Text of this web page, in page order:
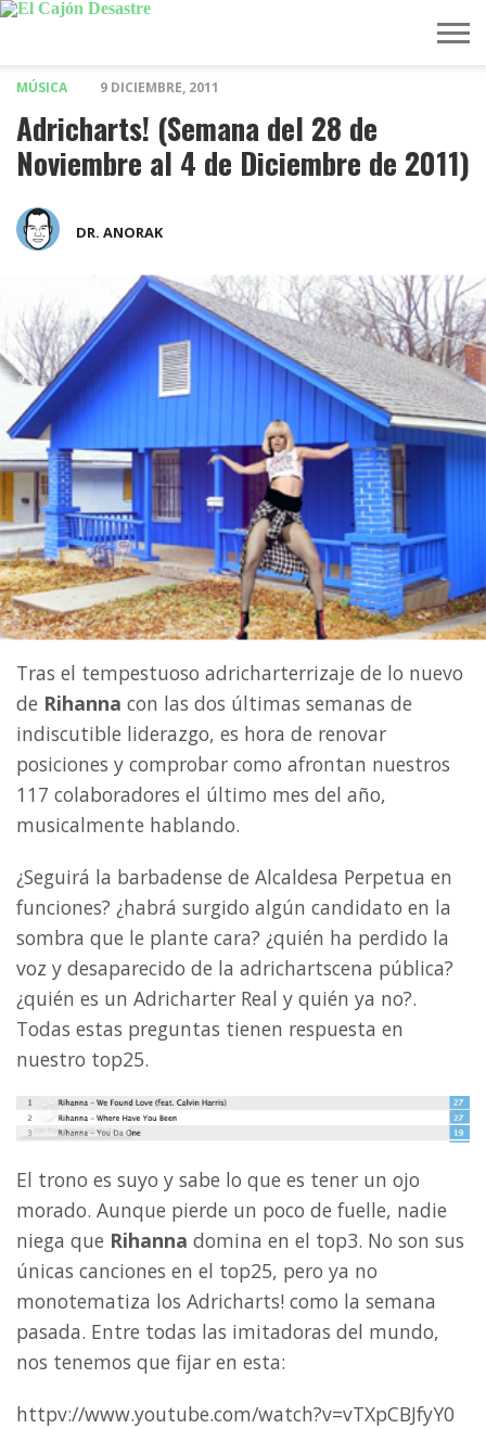
MÚSICA 9 DICIEMBRE, 2011
Adricharts! (Semana del 28 de
Noviembre al 4 de Diciembre de 2011)
DR. ANORAK
Tras el tempestuoso adricharterrizaje de lo nuevo
de Rihanna con las dos últimas semanas de
indiscutible liderazgo, es hora de renovar
posiciones y comprobar como afrontan nuestros
117 colaboradores el último mes del año,
musicalmente hablando.
¿Seguirá la barbadense de Alcaldesa Perpetua en
funciones? ¿habrá surgido algún candidato en la
sombra que le plante cara? ¿quién ha perdido la
voz y desaparecido de la adrichartscena pública?
¿quién es un Adricharter Real y quién ya no?.
Todas estas preguntas tienen respuesta en
nuestro top25.
El trono es suyo y sabe lo que es tener un ojo
morado. Aunque pierde un poco de fuelle, nadie
niega que Rihanna domina en el top3. No son sus
únicas canciones en el top25, pero ya no
monotematiza los Adricharts! como la semana
pasada. Entre todas las imitadoras del mundo,
nos tenemos que fijar en esta:
httpv://www.youtube.com/watch?v=vTXpCBJfyY0